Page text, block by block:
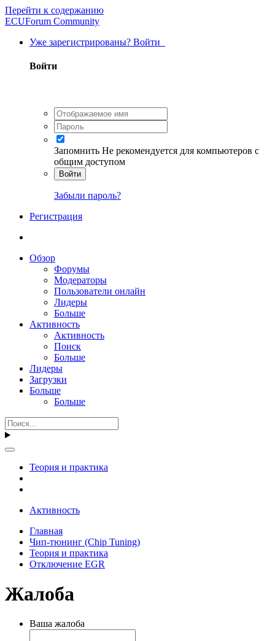
Перейти к содержанию
ECUForum Community
Уже зарегистрированы? Войти
Войти
Запомнить Не рекомендуется для компьютеров с
общим доступом
Войти
Забыли пароль?
Регистрация
Обзор
Форумы
Модераторы
Пользователи онлайн
Лидеры
Больше
Активность
Активность
Поиск
Больше
Лидеры
Загрузки
Больше
Больше
Теория и практика
Активность
Главная
Чип-тюнинг (Chip Tuning)
Теория и практика
Отключение EGR
Жалоба
Ваша жалоба